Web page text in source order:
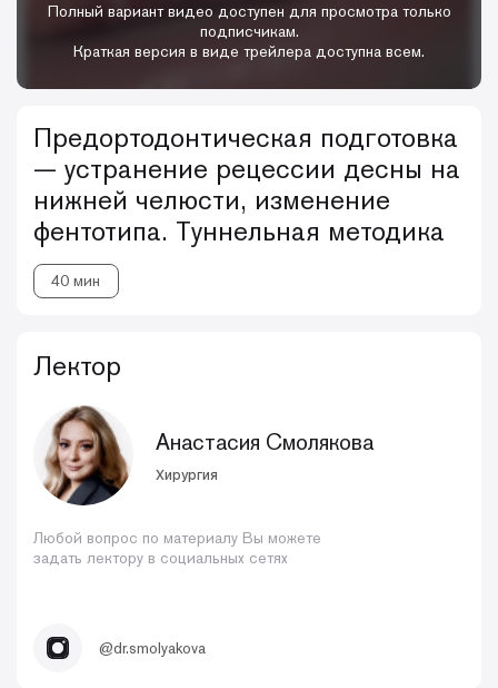
Полный вариант видео доступен для просмотра только
подписчикам.
Краткая версия в виде трейлера доступна всем.
Предортодонтическая подготовка
— устранение рецессии десны на
нижней челюсти, изменение
фентотипа. Туннельная методика
40 мин
Лектор
Анастасия Смолякова
Хирургия
Любой вопрос по материалу Вы можете
задать лектору в социальных сетях
@dr.smolyakova